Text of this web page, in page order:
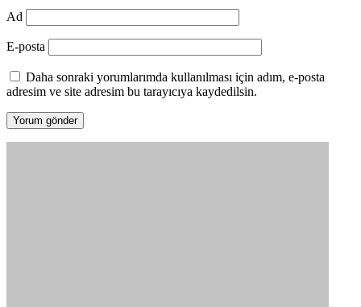
Ad
E-posta
Daha sonraki yorumlarımda kullanılması için adım, e-posta
adresim ve site adresim bu tarayıcıya kaydedilsin.